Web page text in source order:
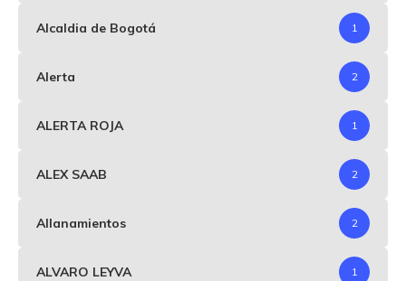
Alcaldia de Bogotá 1
Alerta 2
ALERTA ROJA 1
ALEX SAAB 2
Allanamientos 2
ALVARO LEYVA 1